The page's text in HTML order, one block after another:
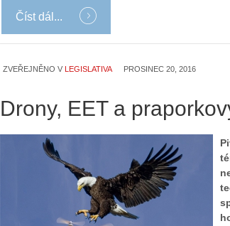
Číst dál...
ZVEŘEJNĚNO V LEGISLATIVA PROSINEC 20, 2016
Drony, EET a